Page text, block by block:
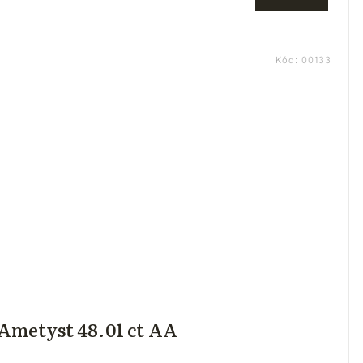
48.01 ct AA
Kód: 00133